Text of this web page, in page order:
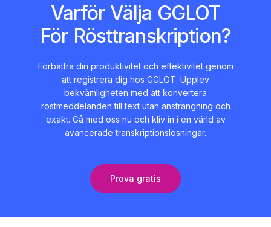
Varför Välja GGLOT
För Rösttranskription?
Förbättra din produktivitet och effektivitet genom
att registrera dig hos GGLOT. Upplev
bekvämligheten med att konvertera
röstmeddelanden till text utan ansträngning och
exakt. Gå med oss nu och kliv in i en värld av
avancerade transkriptionslösningar.
Prova gratis